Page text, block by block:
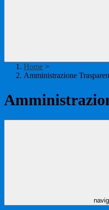
Home >
Amministrazione